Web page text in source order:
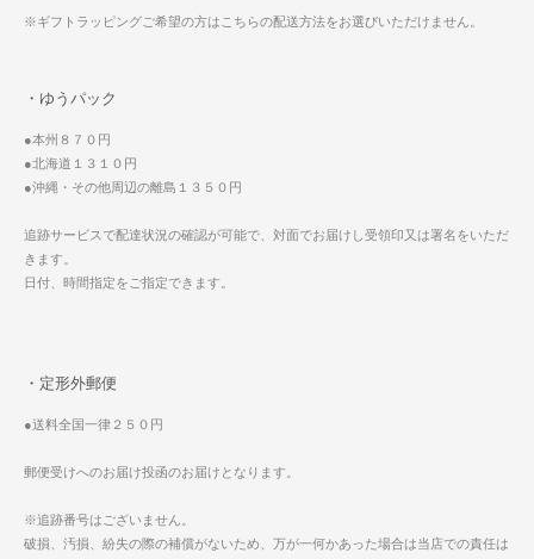
※ギフトラッピングご希望の方はこちらの配送方法をお選びいただけません。
・ゆうパック
●本州８７０円
●北海道１３１０円
●沖縄・その他周辺の離島１３５０円
追跡サービスで配達状況の確認が可能で、対面でお届けし受領印又は署名をいただ
きます。
日付、時間指定をご指定できます。
・定形外郵便
●送料全国一律２５０円
郵便受けへのお届け投函のお届けとなります。
※追跡番号はございません。
破損、汚損、紛失の際の補償がないため、万が一何かあった場合は当店での責任は